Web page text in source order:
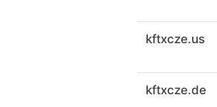
kftxcze.us
kftxcze.de